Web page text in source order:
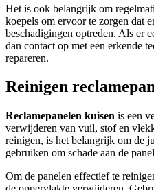
Het is ook belangrijk om
koepels om ervoor te zorgen dat
beschadigingen optreden. Als er
dan contact op met een erkende
repareren.
Reinigen
Reclamepanelen kuisen is een
verwijderen van vuil, stof en
reinigen, is het belangrijk om de
gebruiken om schade aan de
Om de panelen effectief te